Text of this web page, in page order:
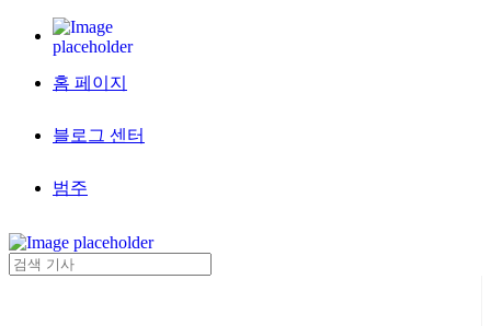
홈 페이지
블로그 센터
범주